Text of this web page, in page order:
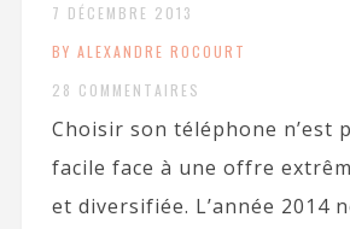
7 DÉCEMBRE 2013
BY ALEXANDRE ROCOURT
28 COMMENTAIRES
Choisir son téléphone n’est
facile face à une offre
et diversifiée. L’année 2014